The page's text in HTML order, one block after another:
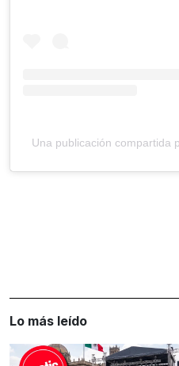
Una publicación compartida
Lo más leído